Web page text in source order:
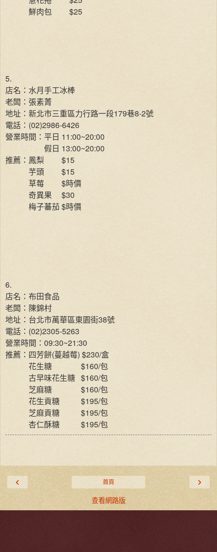
鮮肉包
$25
5.
店名：水月手工冰棒
老闆：張素菁
地址：新北市三重區力行路一段179巷8-2號
電話：(02)2986-6426
營業時間：平日 11:00~20:00
假日 13:00~20:00
推薦：鳳梨
$15
芋頭
$15
草莓
$時價
奇異果
$30
梅子蕃茄 $時價
6.
店名：布田食品
老闆：陳錦村
地址：台北市萬華區東園街38號
電話：(02)2305-5263
營業時間：09:30~21:30
推薦：四芳餅(蔓越莓) $230/盒
花生糖
$160/包
古早味花生糖 $160/包
芝麻糖
$160/包
花生貢糖
$195/包
芝麻貢糖
$195/包
杏仁酥糖 $195/包
‹ ›
首頁
查看網路版